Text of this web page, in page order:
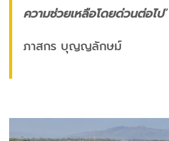
ความช่วยเหลือโดยด่วนต่อไป”
ภาสกร บุญญลักษม์